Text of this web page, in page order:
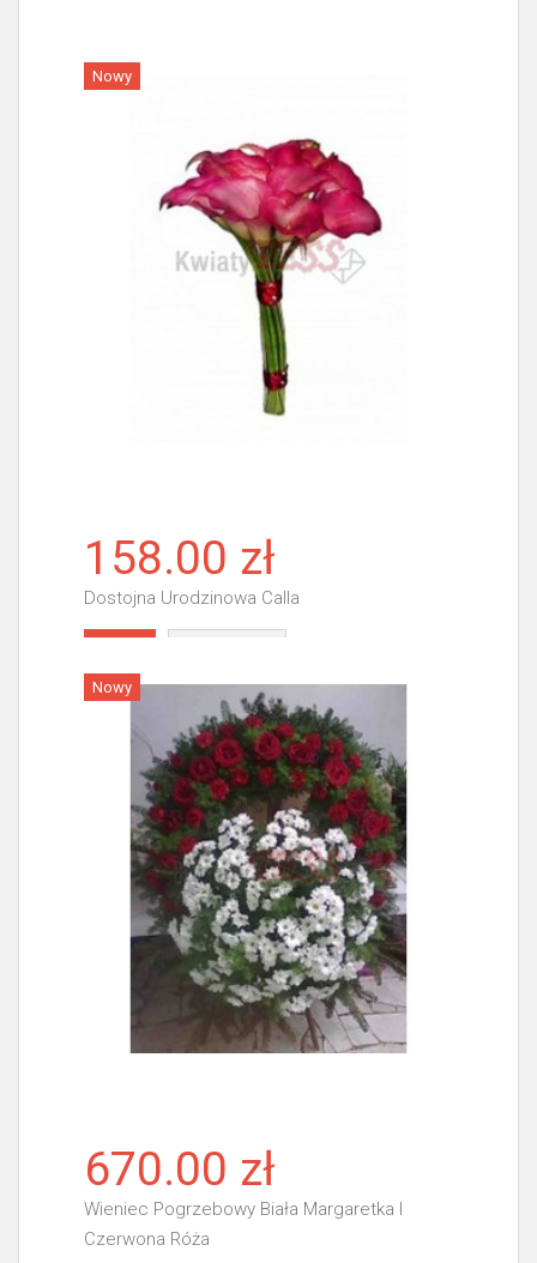
Nowy
158.00 zł
Dostojna Urodzinowa Calla
Nowy
670.00 zł
Wieniec Pogrzebowy Biała Margaretka I
Czerwona Róża